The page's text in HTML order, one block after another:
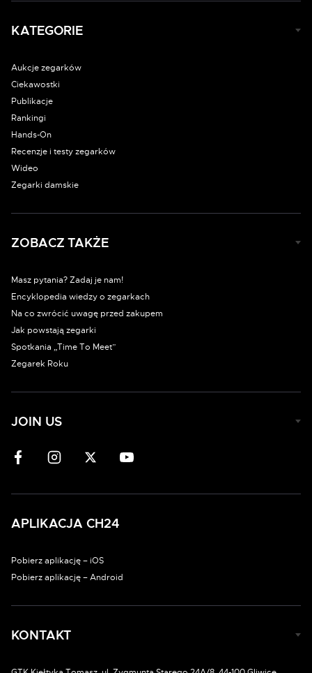
KATEGORIE
Aukcje zegarków
Ciekawostki
Publikacje
Rankingi
Hands-On
Recenzje i testy zegarków
Wideo
Zegarki damskie
ZOBACZ TAKŻE
Masz pytania? Zadaj je nam!
Encyklopedia wiedzy o zegarkach
Na co zwrócić uwagę przed zakupem
Jak powstają zegarki
Spotkania „Time To Meet”
Zegarek Roku
JOIN US
APLIKACJA CH24
Pobierz aplikację – iOS
Pobierz aplikację – Android
KONTAKT